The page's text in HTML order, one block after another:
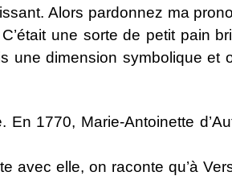
Alors pardonnez ma
une sorte de petit pain
une dimension symbolique
En 1770, Marie-Antoinette
avec elle, on raconte qu’à